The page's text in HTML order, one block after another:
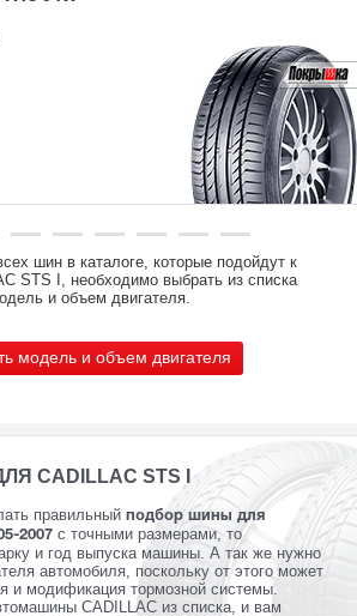
шин в каталоге, которые подойдут к
STS I, необходимо выбрать из списка
и объем двигателя.
модель и объем двигателя
CADILLAC STS I
правильный подбор шины для
2007 с точными размерами, то
и год выпуска машины. А так же нужно
автомобиля, поскольку от этого может
и модификация тормозной системы.
CADILLAC из списка, и вам